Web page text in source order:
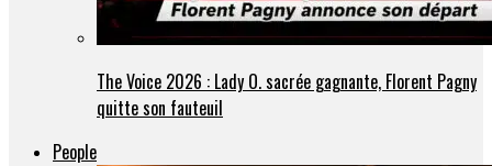
The Voice 2026 : Lady O. sacrée gagnante, Florent Pagny
quitte son fauteuil
People